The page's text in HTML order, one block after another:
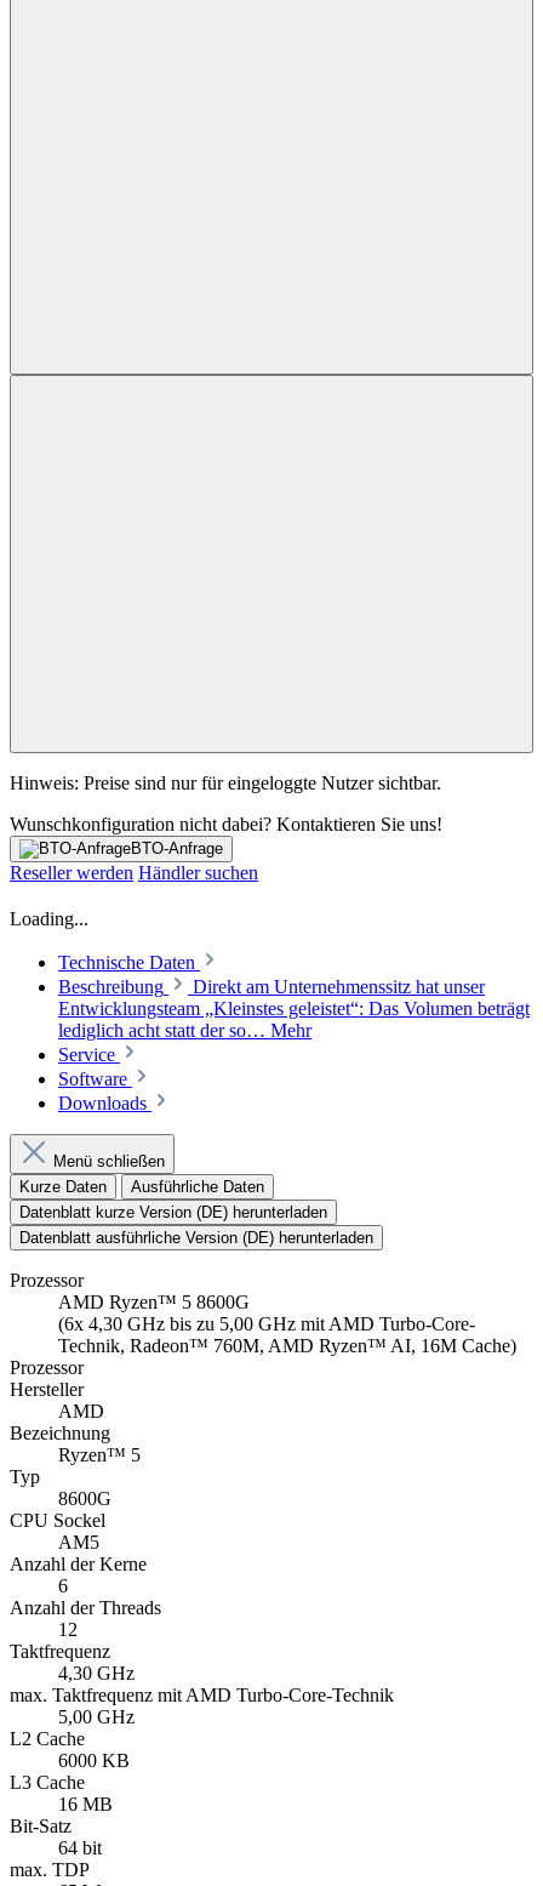
Hinweis: Preise sind nur für eingeloggte Nutzer sichtbar.
Wunschkonfiguration nicht dabei? Kontaktieren Sie uns!
BTO-Anfrage
Reseller werden Händler suchen
Loading...
Technische Daten
Beschreibung
Direkt am Unternehmenssitz hat unser
Entwicklungsteam „Kleinstes geleistet“: Das Volumen beträgt
lediglich acht statt der so… Mehr
Service
Software
Downloads
Menü schließen
Kurze Daten
Ausführliche Daten
Datenblatt kurze Version (DE) herunterladen
Datenblatt ausführliche Version (DE) herunterladen
Prozessor
AMD Ryzen™ 5 8600G
(6x 4,30 GHz bis zu 5,00 GHz mit AMD Turbo-Core-
Technik, Radeon™ 760M, AMD Ryzen™ AI, 16M Cache)
Prozessor
Hersteller
AMD
Bezeichnung
Ryzen™ 5
Typ
8600G
CPU Sockel
AM5
Anzahl der Kerne
6
Anzahl der Threads
12
Taktfrequenz
4,30 GHz
max. Taktfrequenz mit AMD Turbo-Core-Technik
5,00 GHz
L2 Cache
6000 KB
L3 Cache
16 MB
Bit-Satz
64 bit
max. TDP